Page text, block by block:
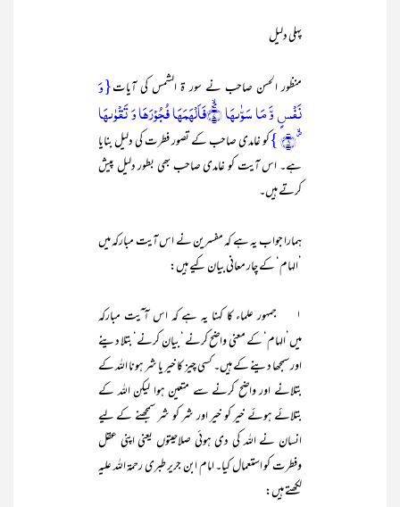
پہلی دلیل
منظور الحسن صاحب نے سور ۃ الشمس کی آیات{وَ
نَفۡسٍ وَّ مَا سَوّٰىہَا ۪ۙ﴿۷﴾فَاَلۡہَمَہَا فُجُوۡرَہَا وَ تَقۡوٰىہَا
۪ۙ﴿۸﴾ }کو غامدی صاحب کے تصور فطرت کی دلیل بنایا
ہے۔ اس آیت کو غامدی صاحب بھی بطور دلیل پیش
کرتے ہیں۔
ہمارا جواب یہ ہے کہ مفسرین نے اس آیت مبارکہ میں
’الہام‘ کے چار معانی بیان کیے ہیں:
۱ جمہور علماء کا کہنا یہ ہے کہ اس آ ٓیت مبارکہ
میں’الہام‘ کے معنی واضح کرنے ‘ بیان کرنے‘ بتلا دینے
اور سمجھا دینے کے ہیں۔ کسی چیز کا خیر یا شر ہونا اللہ کے
بتلانے اور واضح کرنے سے متعین ہوا لیکن اللہ کے
بتلائے ہوئے خیر کو خیر اور شر کو شر سمجھنے کے لیے
انسان نے اللہ کی دی ہوئی صلاحیتوں یعنی اپنی عقل
وفطرت کو استعمال کیا۔ امام ابن جریر طبری رحمۃ اللہ علیہ
لکھتے ہیں: